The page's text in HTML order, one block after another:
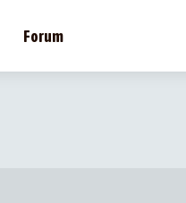
Forum